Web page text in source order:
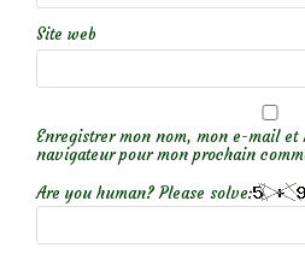
Site web
Enregistrer mon nom, mon e-mail et
navigateur pour mon prochain
Are you human? Please solve: